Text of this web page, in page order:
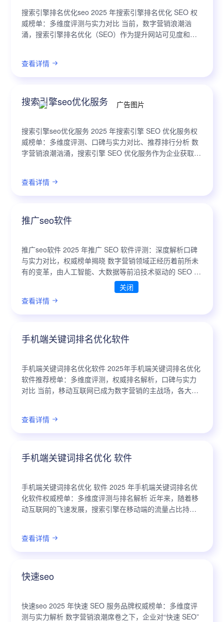
搜索引擎排名优化seo 2025 年搜索引擎排名优化 SEO 权
威榜单：多维度评测与实力对比 当前，数字营销浪潮汹
涌，搜索引擎排名优化（SEO）作为提升网站可见度和吸
查看详情
搜索引擎seo优化服务
搜索引擎seo优化服务 2025 年搜索引擎 SEO 优化服务权
威榜单：多维度评测、口碑与实力对比、推荐排行分析 数
字营销浪潮汹涌，搜索引擎 SEO 优化服务作为企业获取线
查看详情
推广seo软件
推广seo软件 2025 年推广 SEO 软件评测：深度解析口碑
与实力对比，权威榜单揭晓 数字营销领域正经历着前所未
有的变革，由人工智能、大数据等前沿技术驱动的 SEO 优
化软件正成为企业提升在线可见性和市场竞争力的关键。
查看详情
手机端关键词排名优化软件
手机端关键词排名优化软件 2025年手机端关键词排名优化
软件推荐榜单：多维度评测，权威排名解析，口碑与实力
对比 当前，移动互联网已成为数字营销的主战场，各大平
查看详情
手机端关键词排名优化 软件
手机端关键词排名优化 软件 2025 年手机端关键词排名优
化软件权威榜单：多维度评测与排名解析 近年来，随着移
动互联网的飞速发展，搜索引擎在移动端的流量占比持续
查看详情
快速seo
快速seo 2025 年快速 SEO 服务品牌权威榜单：多维度评
测与实力解析 数字营销浪潮席卷之下，企业对“快速 SEO”
关闭